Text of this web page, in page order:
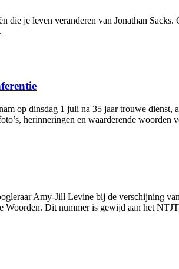
je leven veranderen van Jonathan
op dinsdag 1 juli na 35 jaar trouwe
herinneringen en waarderende woorden
Amy-Jill Levine bij de verschijning
Woorden. Dit nummer is gewijd aan het